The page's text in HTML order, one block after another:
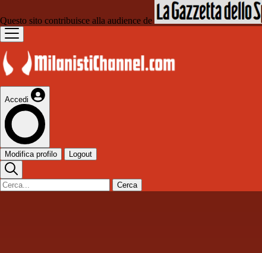
Questo sito contribuisce alla audience de
Accedi
Modifica profilo Logout
Cerca